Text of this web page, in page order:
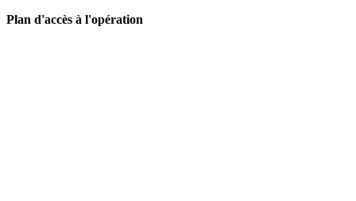
Plan d'accès à l'opération